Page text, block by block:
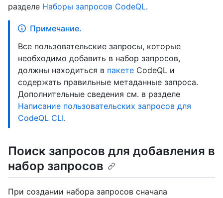
разделе Наборы запросов CodeQL.
Примечание.
Все пользовательские запросы, которые
необходимо добавить в набор запросов,
должны находиться в пакете CodeQL и
содержать правильные метаданные запроса.
Дополнительные сведения см. в разделе
Написание пользовательских запросов для
CodeQL CLI.
Поиск запросов для добавления в
набор запросов
При создании набора запросов сначала